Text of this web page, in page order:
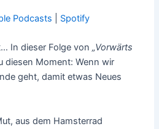
Podcasts Spotify
In dieser Folge von„Vorwärts
diesen Moment: Wenn wir
geht, damit etwas Neues
aus dem Hamsterrad